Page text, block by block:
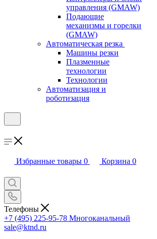
управления (GMAW)
Подающие
механизмы и горелки
(GMAW)
Автоматическая резка
Машины резки
Плазменные
технологии
Технологии
Автоматизация и
роботизация
Избранные товары 0 Корзина 0
Телефоны
+7 (495) 225-95-78 Многоканальный
sale@ktnd.ru